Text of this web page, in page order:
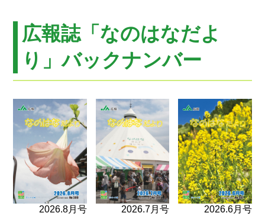
広報誌「なのはなだよ
り」バックナンバー
2026.8月号
2026.7月号
2026.6月号